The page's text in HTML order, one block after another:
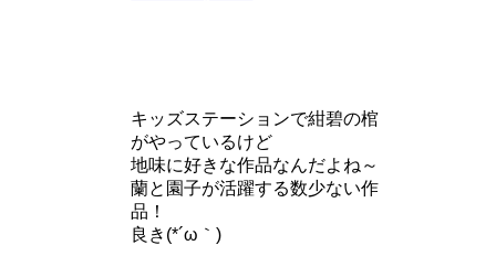
キッズステーションで紺碧の棺
がやっているけど
地味に好きな作品なんだよね～
蘭と園子が活躍する数少ない作
品！
良き(*´ω｀)